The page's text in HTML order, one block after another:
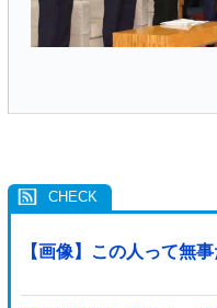
【画像】この人って無